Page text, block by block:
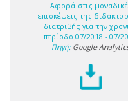
Αφορά στις
επισκέψεις της
διατριβής για την
περίοδο 07/2018 - 07/
Πηγή: Google